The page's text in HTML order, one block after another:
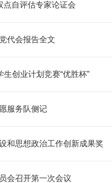
点自评估专家论证会​
代会报告全文​
生创业计划竞赛“优胜杯”​
服务队侧记​
和思想政治工作创新成果奖​
会召开第一次会议​